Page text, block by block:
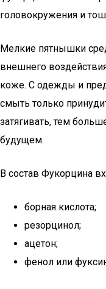
головокружения и
Мелкие пятнышки
внешнего
коже. С одежды и
смыть только
затягивать, тем
будущем.
В состав Фукорцина
борная кислота;
резорцинол;
ацетон;
фенол или